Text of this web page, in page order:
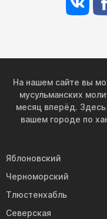
На нашем сайте вы
мусульманских
месяц вперёд.
вашем городе по
Яблоновский
Черноморский
Тлюстенхабль
Северская